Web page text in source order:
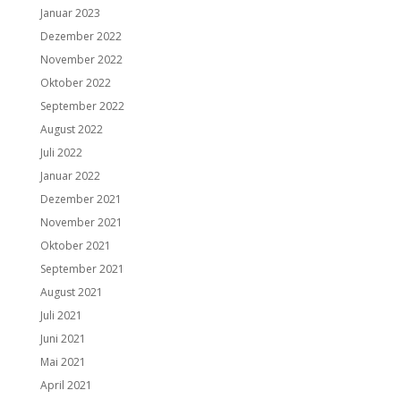
Januar 2023
Dezember 2022
November 2022
Oktober 2022
September 2022
August 2022
Juli 2022
Januar 2022
Dezember 2021
November 2021
Oktober 2021
September 2021
August 2021
Juli 2021
Juni 2021
Mai 2021
April 2021